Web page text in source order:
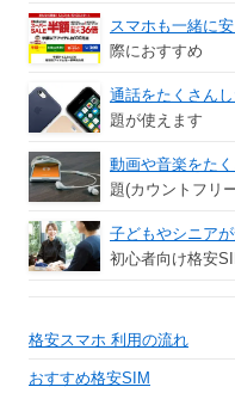
スマホも一緒に
際におすすめ
通話をたくさん
題が使えます
動画や音楽をた
題(カウントフリ
子どもやシニア
初心者向け格安
格安スマホ 利用の流れ
おすすめ格安SIM